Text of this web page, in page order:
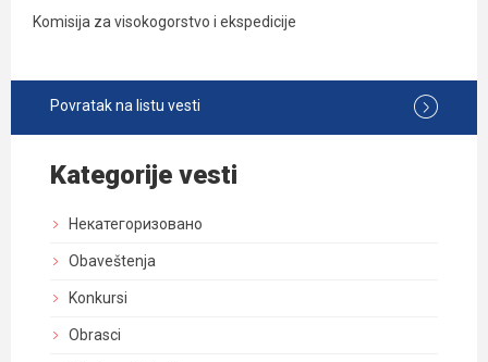
Komisija za visokogorstvo i ekspedicije
Povratak na listu vesti
Kategorije vesti
Некатегоризовано
Obaveštenja
Konkursi
Obrasci